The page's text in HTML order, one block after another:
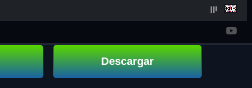
Descargar